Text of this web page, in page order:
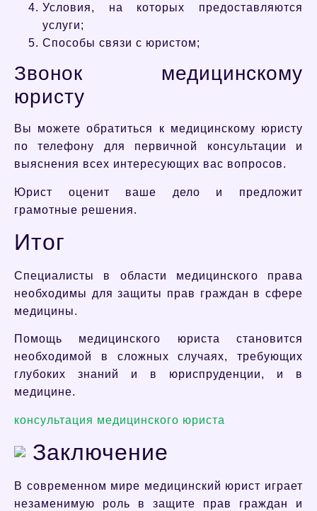
Условия, на которых предоставляются
услуги;
Способы связи с юристом;
Звонок медицинскому
юристу
Вы можете обратиться к медицинскому юристу
по телефону для первичной консультации и
выяснения всех интересующих вас вопросов.
Юрист оценит ваше дело и предложит
грамотные решения.
Итог
Специалисты в области медицинского права
необходимы для защиты прав граждан в сфере
медицины.
Помощь медицинского юриста становится
необходимой в сложных случаях, требующих
глубоких знаний и в юриспруденции, и в
медицине.
консультация медицинского юриста
Заключение
В современном мире медицинский юрист играет
незаменимую роль в защите прав граждан и